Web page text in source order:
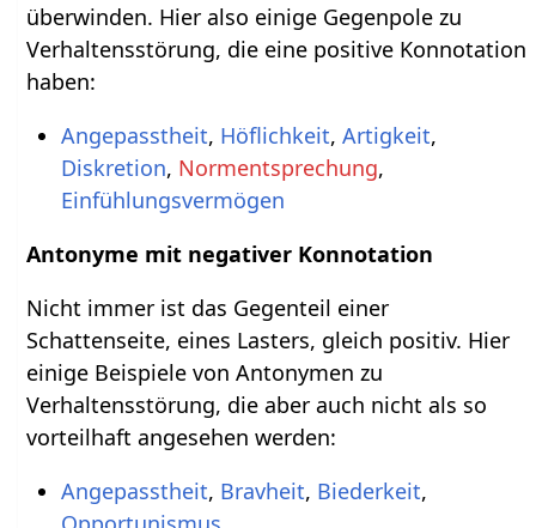
überwinden. Hier also einige Gegenpole zu
Verhaltensstörung, die eine positive Konnotation
haben:
Angepasstheit, Höflichkeit, Artigkeit,
Diskretion, Normentsprechung,
Einfühlungsvermögen
Antonyme mit negativer Konnotation
Nicht immer ist das Gegenteil einer
Schattenseite, eines Lasters, gleich positiv. Hier
einige Beispiele von Antonymen zu
Verhaltensstörung, die aber auch nicht als so
vorteilhaft angesehen werden:
Angepasstheit, Bravheit, Biederkeit,